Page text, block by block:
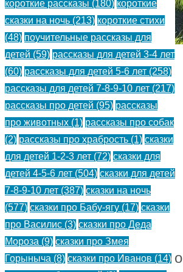
Чинк
—
Э.
Сетон-
Томпсон
Рассказ
про
беспокойного
короткие рассказы (180) короткие
сказки на ночь (213) короткие стихи
(48) поучительные рассказы для
детей (59) рассказы для детей 3-4 лет
(60) рассказы для детей 5-6 лет (258)
рассказы для детей 7-8-9-10 лет (217)
рассказы про детей (95) рассказы
про животных (1) рассказы про собак
(2) рассказы про храбрость (1) сказки
для детей 1-2-3 лет (72) сказки для
детей 4-5-6 лет (504) сказки для детей
7-8-9-10 лет (387) сказки на ночь
(577) сказки про Бабу-ягу (17) сказки
про Василис (3) сказки про Деда
Мороза (9) сказки про Змея
Горыныча (8) сказки про Иванов (14)